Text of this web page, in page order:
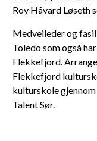
Roy Håvard Løseth
Medveileder og
Toledo som også
Flekkefjord.
Flekkefjord
kulturskole
Talent Sør.